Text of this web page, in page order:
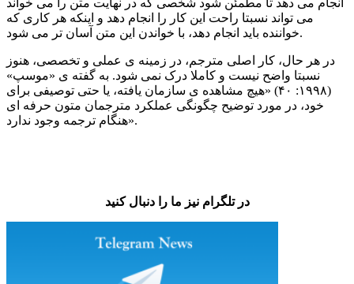
انجام می دهد تا مطمئن شود شخصی که در نهایت متن را می خواند
می تواند نسبتا راحت این کار را انجام دهد و اینکه هر کاری که
خواننده باید انجام دهد، با خواندن این متن آسان تر می شود.
در هر حال، کار اصلی مترجم، در زمینه ی عملی و تخصصی، هنوز
نسبتا واضح نیست و کاملا درک نمی شود. به گفته ی «موسپ»
(۱۹۹۸: ۴۰) «هیچ مشاهده ی سازمان یافته، یا حتی توصیفی برای
خود، در مورد توضیح چگونگی عملکرد مترجمان متون حرفه ای
هنگام ترجمه وجود ندارد».
در تلگرام نیز ما را دنبال کنید